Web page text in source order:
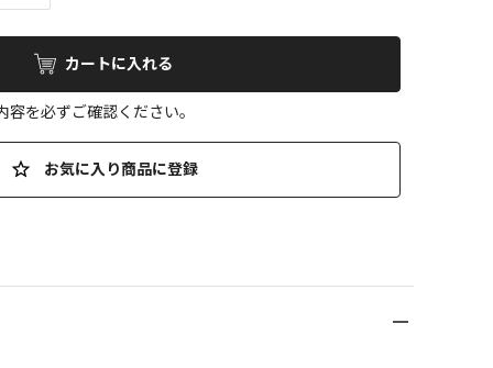
カートに入れる
を必ずご確認ください。
お気に入り商品に登録